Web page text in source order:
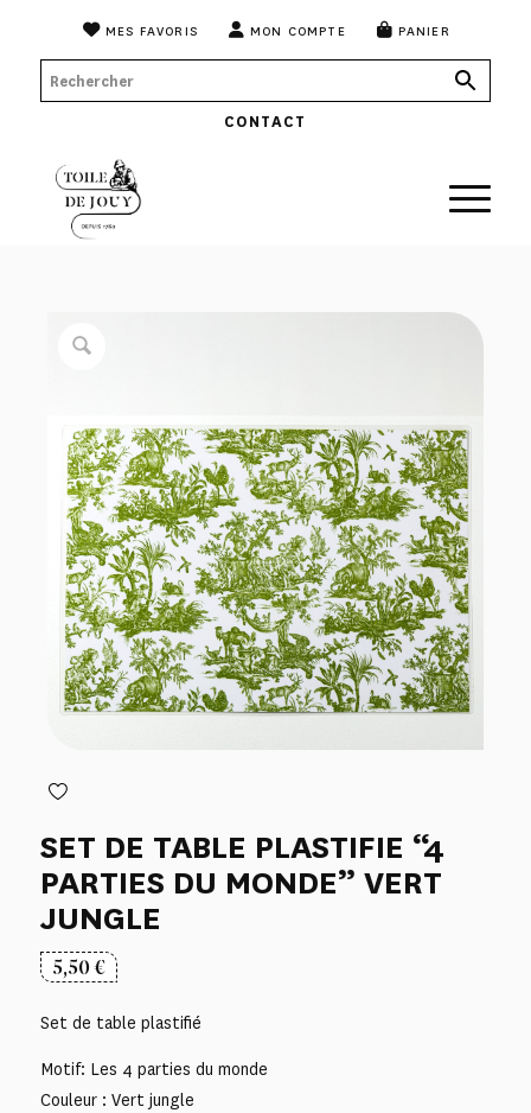
MES FAVORIS MON COMPTE PANIER
CONTACT
SET DE TABLE PLASTIFIE “4
PARTIES DU MONDE” VERT
JUNGLE
5,50€
Set de table plastifié
Motif: Les 4 parties du monde
Couleur : Vert jungle